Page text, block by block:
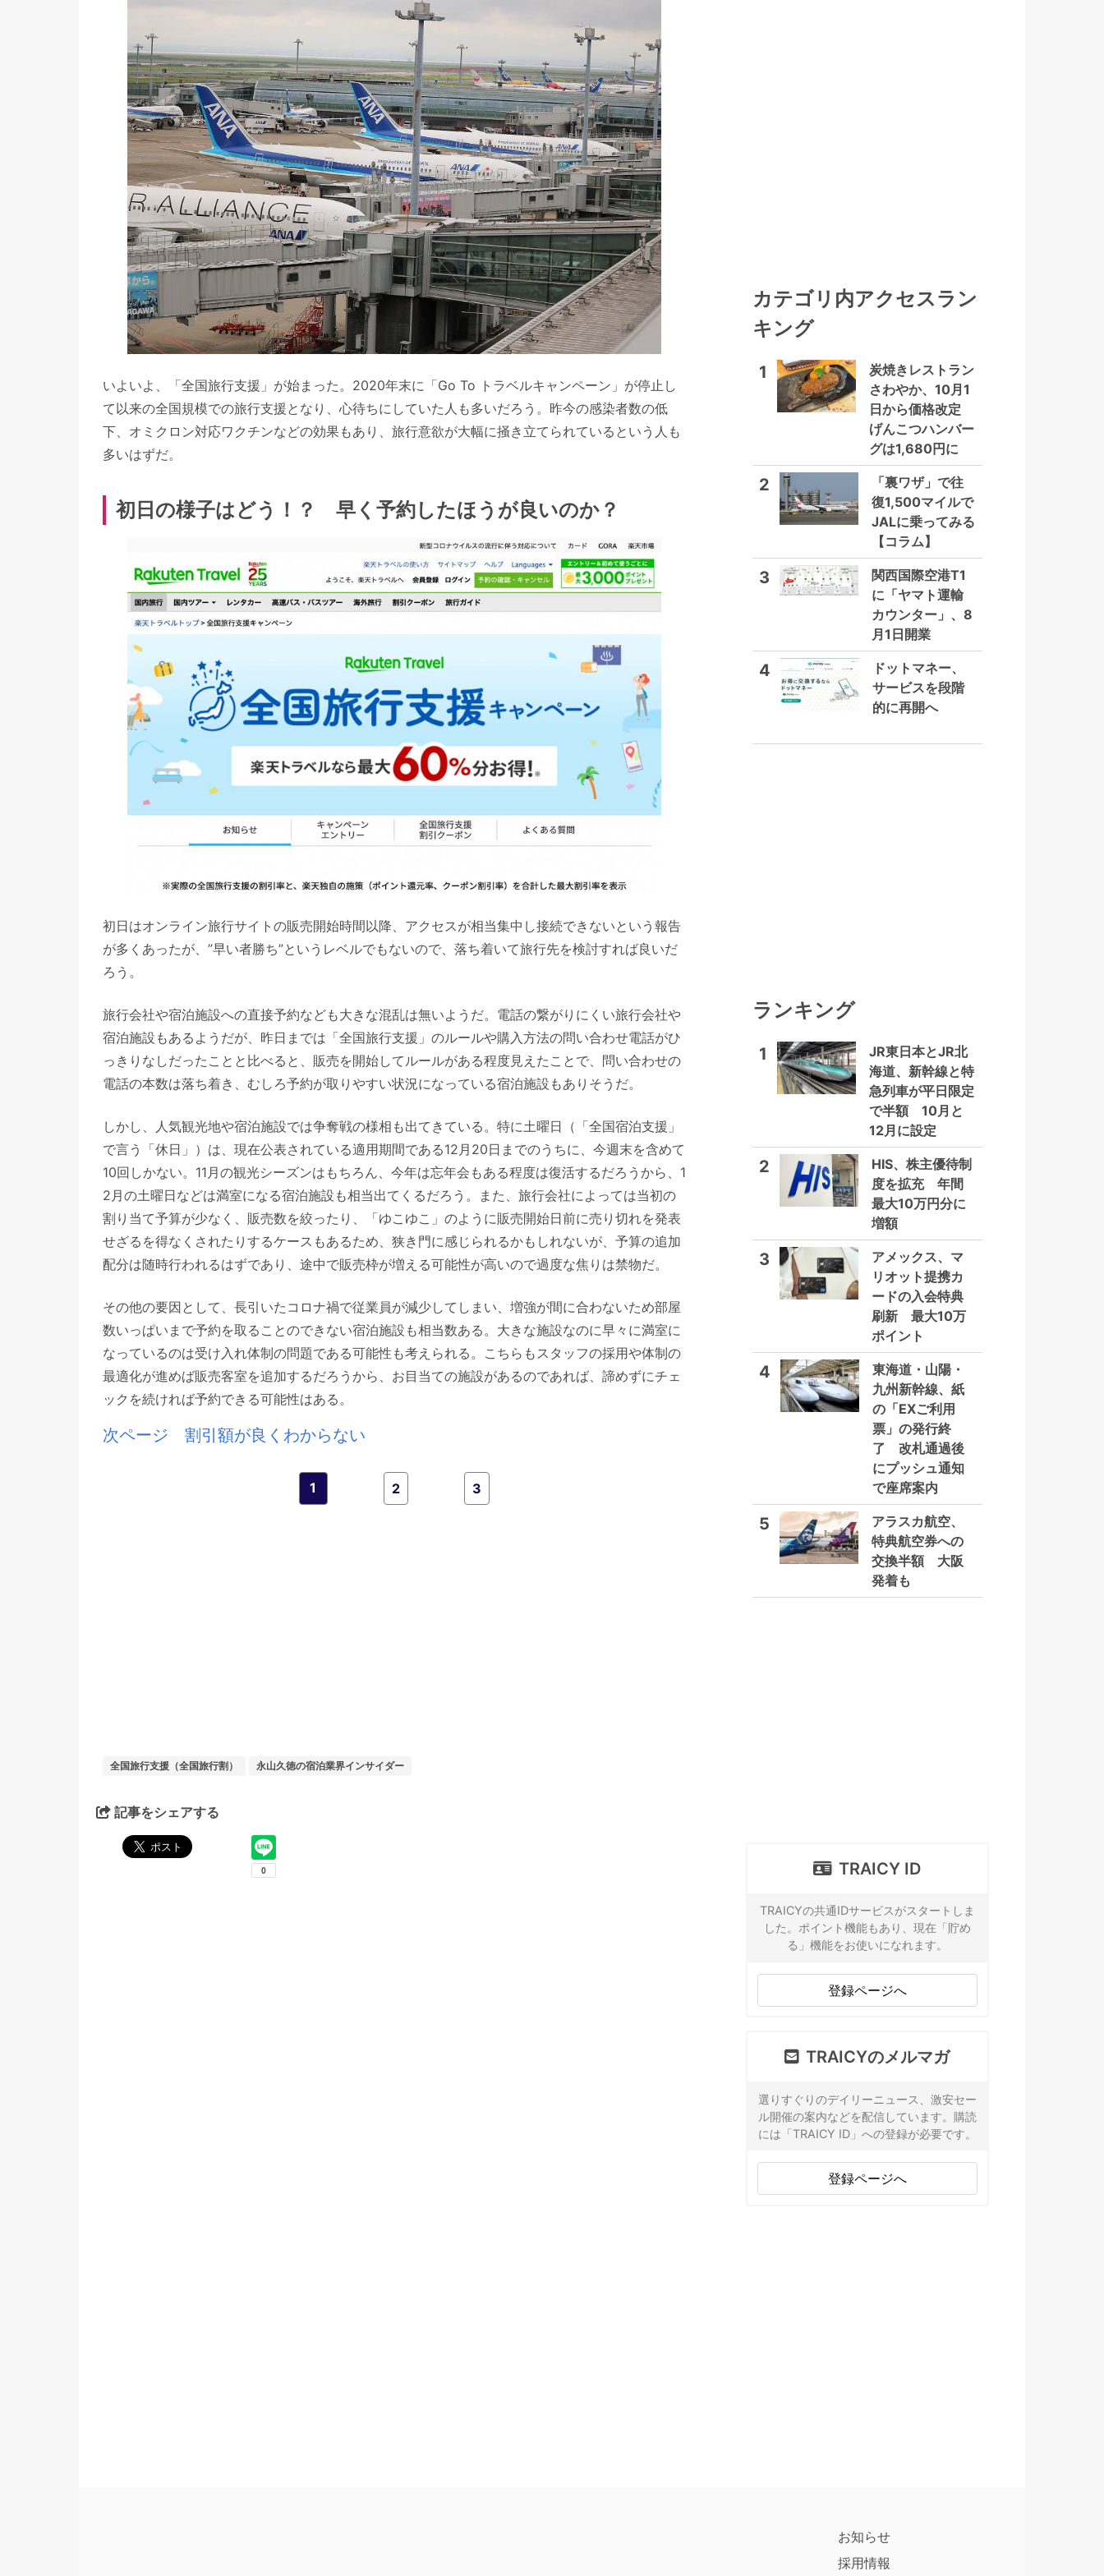
いよいよ、「全国旅行支援」が始まった。2020年末に「Go To トラベルキャンペーン」が停止し
て以来の全国規模での旅行支援となり、心待ちにしていた人も多いだろう。昨今の感染者数の低
下、オミクロン対応ワクチンなどの効果もあり、旅行意欲が大幅に掻き立てられているという人も
多いはずだ。
初日の様子はどう！？ 早く予約したほうが良いのか？
初日はオンライン旅行サイトの販売開始時間以降、アクセスが相当集中し接続できないという報告
が多くあったが、”早い者勝ち”というレベルでもないので、落ち着いて旅行先を検討すれば良いだ
ろう。
旅行会社や宿泊施設への直接予約なども大きな混乱は無いようだ。電話の繋がりにくい旅行会社や
宿泊施設もあるようだが、昨日までは「全国旅行支援」のルールや購入方法の問い合わせ電話がひ
っきりなしだったことと比べると、販売を開始してルールがある程度見えたことで、問い合わせの
電話の本数は落ち着き、むしろ予約が取りやすい状況になっている宿泊施設もありそうだ。
しかし、人気観光地や宿泊施設では争奪戦の様相も出てきている。特に土曜日（「全国宿泊支援」
で言う「休日」）は、現在公表されている適用期間である12月20日までのうちに、今週末を含めて
10回しかない。11月の観光シーズンはもちろん、今年は忘年会もある程度は復活するだろうから、1
2月の土曜日などは満室になる宿泊施設も相当出てくるだろう。また、旅行会社によっては当初の
割り当て予算が少なく、販売数を絞ったり、「ゆこゆこ」のように販売開始日前に売り切れを発表
せざるを得なくされたりするケースもあるため、狭き門に感じられるかもしれないが、予算の追加
配分は随時行われるはずであり、途中で販売枠が増える可能性が高いので過度な焦りは禁物だ。
その他の要因として、長引いたコロナ禍で従業員が減少してしまい、増強が間に合わないため部屋
数いっぱいまで予約を取ることのできない宿泊施設も相当数ある。大きな施設なのに早々に満室に
なっているのは受け入れ体制の問題である可能性も考えられる。こちらもスタッフの採用や体制の
最適化が進めば販売客室を追加するだろうから、お目当ての施設があるのであれば、諦めずにチェ
ックを続ければ予約できる可能性はある。
次ページ 割引額が良くわからない
1 2 3
全国旅行支援（全国旅行割） 永山久徳の宿泊業界インサイダー
記事をシェアする
カテゴリ内アクセスラン
キング
1
炭焼きレストラン
さわやか、10月1
日から価格改定
げんこつハンバー
グは1,680円に
2
「裏ワザ」で往
復1,500マイルで
JALに乗ってみる
【コラム】
3
関西国際空港T1
に「ヤマト運輸
カウンター」、8
月1日開業
4
ドットマネー、
サービスを段階
的に再開へ
ランキング
1
JR東日本とJR北
海道、新幹線と特
急列車が平日限定
で半額 10月と
12月に設定
2
HIS、株主優待制
度を拡充 年間
最大10万円分に
増額
3
アメックス、マ
リオット提携カ
ードの入会特典
刷新 最大10万
ポイント
4
東海道・山陽・
九州新幹線、紙
の「EXご利用
票」の発行終
了 改札通過後
にプッシュ通知
で座席案内
5
アラスカ航空、
特典航空券への
交換半額 大阪
発着も
TRAICY ID
TRAICYの共通IDサービスがスタートしま
した。ポイント機能もあり、現在「貯め
る」機能をお使いになれます。
登録ページへ
TRAICYのメルマガ
選りすぐりのデイリーニュース、激安セー
ル開催の案内などを配信しています。購読
には「TRAICY ID」への登録が必要です。
登録ページへ
お知らせ
採用情報